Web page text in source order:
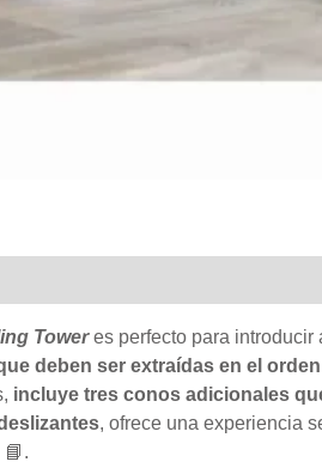
Tower es perfecto para
deben ser extraídas en el
incluye tres conos adicionales
, ofrece una experiencia